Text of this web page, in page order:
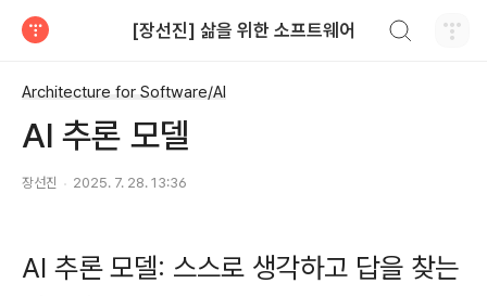
[장선진] 삶을 위한 소프트웨어
Architecture for Software/AI
AI 추론 모델
장선진 2025. 7. 28. 13:36
AI 추론 모델: 스스로 생각하고 답을 찾는